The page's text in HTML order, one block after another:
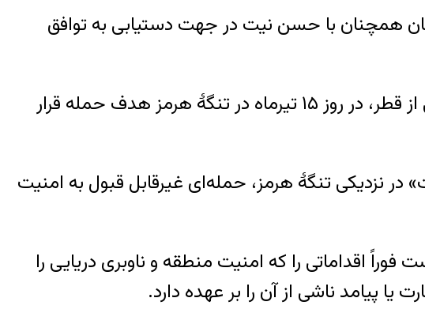
همچنان با حسن نیت در جهت دستیابی به توافق
پیشتر اعلام شد که دو نفتکش، یکی حامل نفت خام عربستان و دیگری حامل گاز طبیعی از قطر، در روز ۱۵ تیرماه در تنگهٔ هرمز هدف حمله قرار
نزدیکی تنگهٔ هرمز، حمله‌ای غیرقابل قبول به امنیت
اقداماتی را که امنیت منطقه و ناوبری دریایی را
پیامد ناشی از آن را بر عهده دارد.